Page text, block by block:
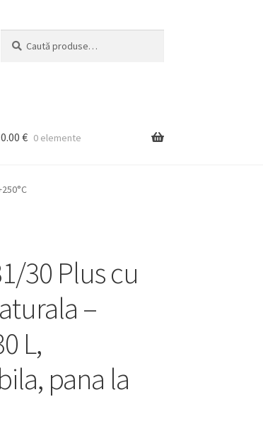
după:
0.00 € 0 elemente
30 Plus cu
–
L,
pana la